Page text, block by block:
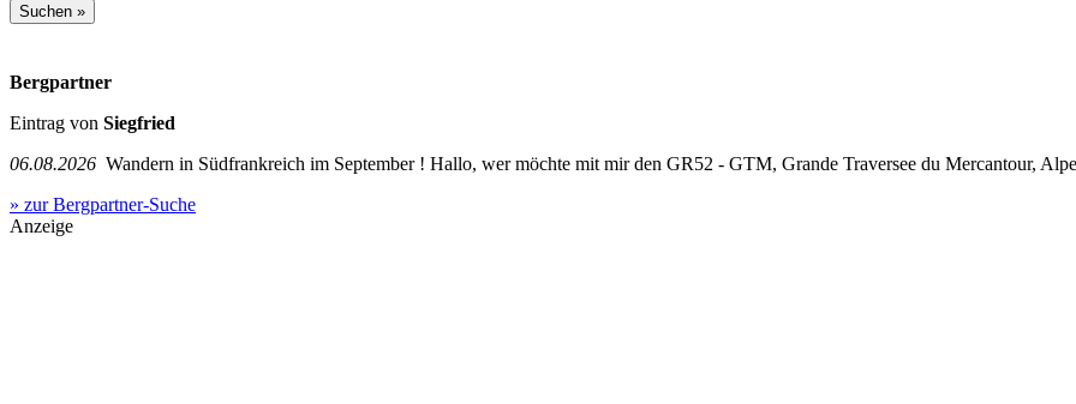
Bergpartner
Eintrag von Siegfried
06.08.2026 Wandern in Südfrankreich im September ! Hallo, wer möchte mit mir den GR52 - GTM, Grande Traversee du Mercantour,
» zur Bergpartner-Suche
Anzeige